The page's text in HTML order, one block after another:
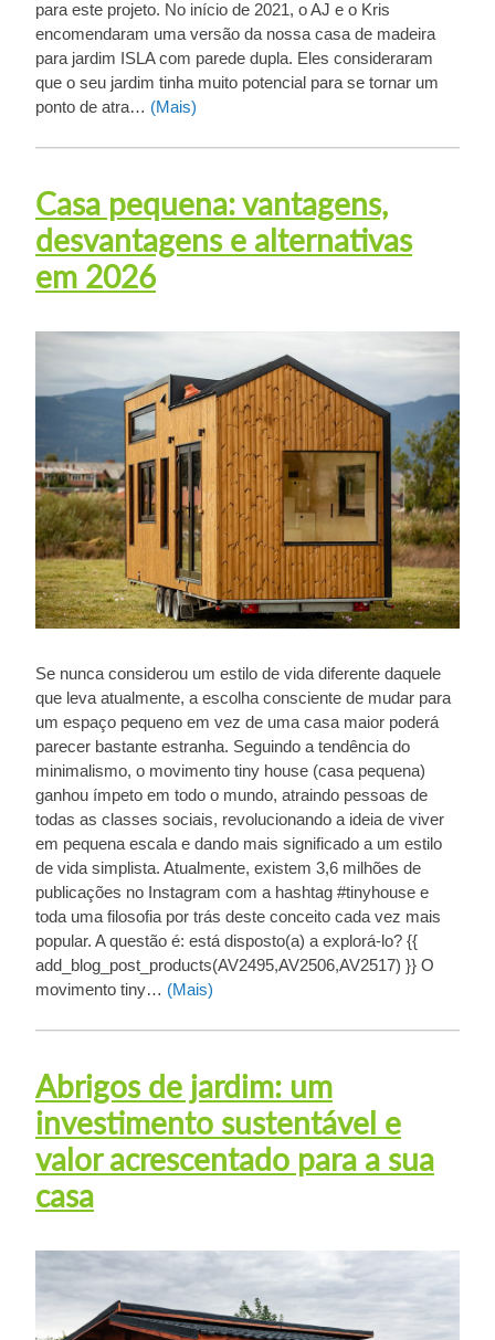
para este projeto. No início de 2021, o AJ e o Kris
encomendaram uma versão da nossa casa de madeira
para jardim ISLA com parede dupla. Eles consideraram
que o seu jardim tinha muito potencial para se tornar um
ponto de atra… (Mais)
Casa pequena: vantagens,
desvantagens e alternativas
em 2026
Se nunca considerou um estilo de vida diferente daquele
que leva atualmente, a escolha consciente de mudar para
um espaço pequeno em vez de uma casa maior poderá
parecer bastante estranha. Seguindo a tendência do
minimalismo, o movimento tiny house (casa pequena)
ganhou ímpeto em todo o mundo, atraindo pessoas de
todas as classes sociais, revolucionando a ideia de viver
em pequena escala e dando mais significado a um estilo
de vida simplista. Atualmente, existem 3,6 milhões de
publicações no Instagram com a hashtag #tinyhouse e
toda uma filosofia por trás deste conceito cada vez mais
popular. A questão é: está disposto(a) a explorá-lo? {{
add_blog_post_products(AV2495,AV2506,AV2517) }} O
movimento tiny… (Mais)
Abrigos de jardim: um
investimento sustentável e
valor acrescentado para a sua
casa